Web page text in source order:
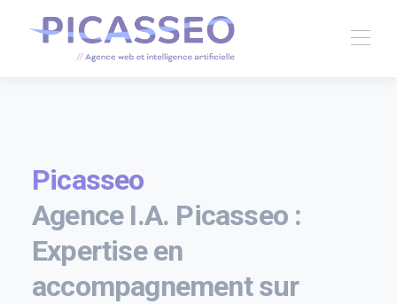
Picasseo
Agence I.A. Picasseo :
Expertise en
accompagnement sur